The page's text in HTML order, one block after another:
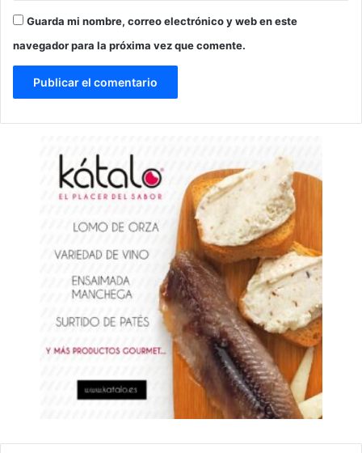
Guarda mi nombre, correo electrónico y web en este
navegador para la próxima vez que comente.